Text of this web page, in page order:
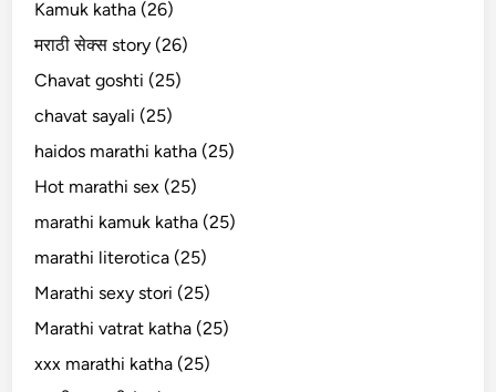
Kamuk katha (26)
मराठी सेक्स story (26)
Chavat goshti (25)
chavat sayali (25)
haidos marathi katha (25)
Hot marathi sex (25)
marathi kamuk katha (25)
marathi literotica (25)
Marathi sexy stori (25)
Marathi vatrat katha (25)
xxx marathi katha (25)